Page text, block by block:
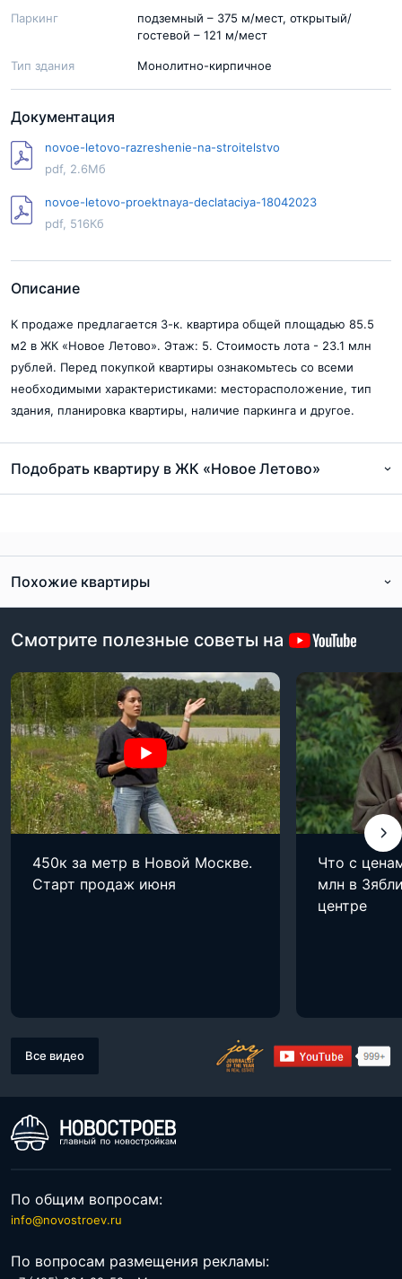
Паркинг
подземный – 375 м/мест, открытый/
гостевой – 121 м/мест
Тип здания Монолитно-кирпичное
Документация
novoe-letovo-razreshenie-na-stroitelstvo
pdf, 2.6Мб
novoe-letovo-proektnaya-declataciya-18042023
pdf, 516Кб
Описание
К продаже предлагается 3-к. квартира общей площадью 85.5
м2 в ЖК «Новое Летово». Этаж: 5. Стоимость лота - 23.1 млн
рублей. Перед покупкой квартиры ознакомьтесь со всеми
необходимыми характеристиками: месторасположение, тип
здания, планировка квартиры, наличие паркинга и другое.
Подобрать квартиру в ЖК «Новое Летово»
Похожие квартиры
Смотрите полезные советы на
450к за метр в Новой Москве.
Старт продаж июня
Что с
млн в
центре
Все видео
По общим вопросам:
info@novostroev.ru
По вопросам размещения рекламы: